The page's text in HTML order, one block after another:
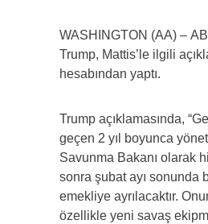
WASHINGTON (AA) –
Trump, Mattis’le ilgili
hesabından yaptı.
Trump açıklamasında,
geçen 2 yıl boyunca
Savunma Bakanı olarak
sonra şubat ayı sonunda
emekliye ayrılacaktır.
özellikle yeni savaş